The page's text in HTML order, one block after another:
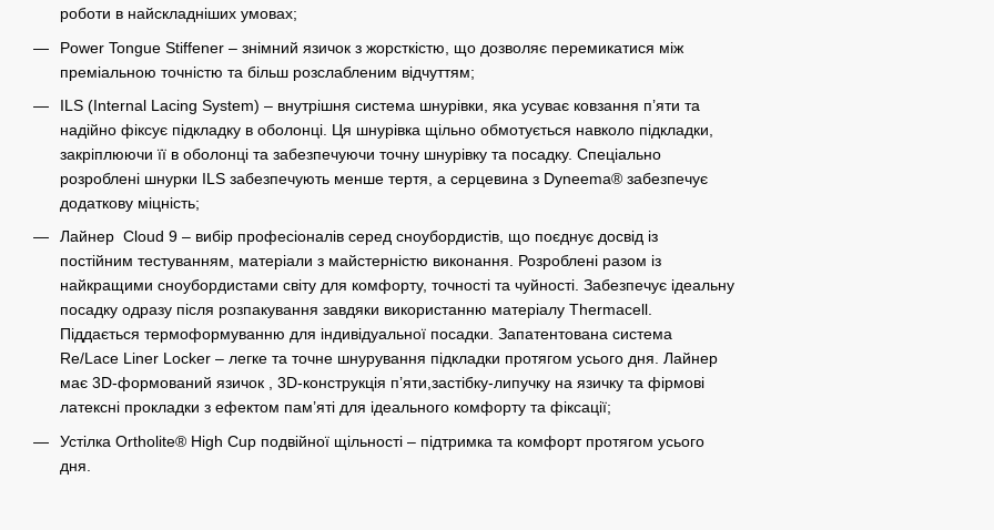
роботи в найскладніших умовах;
Power Tongue Stiffener – знімний язичок з жорсткістю, що дозволяє перемикатися між
преміальною точністю та більш розслабленим відчуттям;
ILS (Internal Lacing System) – внутрішня система шнурівки, яка усуває ковзання п’яти та
надійно фіксує підкладку в оболонці. Ця шнурівка щільно обмотується навколо підкладки,
закріплюючи її в оболонці та забезпечуючи точну шнурівку та посадку. Спеціально
розроблені шнурки ILS забезпечують менше тертя, а серцевина з Dyneema® забезпечує
додаткову міцність;
Лайнер Cloud 9 – вибір професіоналів серед сноубордистів, що поєднує досвід із
постійним тестуванням, матеріали з майстерністю виконання. Розроблені разом із
найкращими сноубордистами світу для комфорту, точності та чуйності. Забезпечує ідеальну
посадку одразу після розпакування завдяки використанню матеріалу Thermacell.
Піддається термоформуванню для індивідуальної посадки. Запатентована система
Re/Lace Liner Locker – легке та точне шнурування підкладки протягом усього дня. Лайнер
має 3D-формований язичок , 3D-конструкція п’яти,застібку-липучку на язичку та фірмові
латексні прокладки з ефектом пам’яті для ідеального комфорту та фіксації;
Устілка Ortholite® High Cup подвійної щільності – підтримка та комфорт протягом усього
дня.